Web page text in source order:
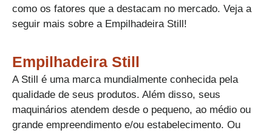
como os fatores que a destacam no mercado. Veja a
seguir mais sobre a Empilhadeira Still!
Empilhadeira Still
A Still é uma marca mundialmente conhecida pela
qualidade de seus produtos. Além disso, seus
maquinários atendem desde o pequeno, ao médio ou
grande empreendimento e/ou estabelecimento. Ou